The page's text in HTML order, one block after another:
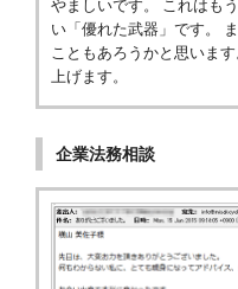
やましいです。 これはも
い「優れた武器」です。
こともあろうかと思いま
上げます。
企業法務相談